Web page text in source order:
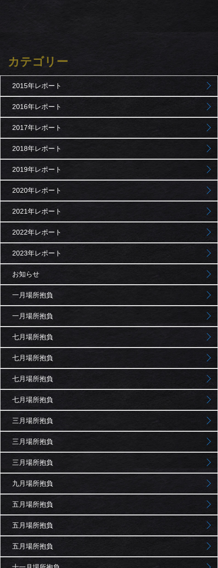
カテゴリー
2015年レポート
2016年レポート
2017年レポート
2018年レポート
2019年レポート
2020年レポート
2021年レポート
2022年レポート
2023年レポート
お知らせ
一月場所抱負
一月場所抱負
七月場所抱負
七月場所抱負
七月場所抱負
七月場所抱負
三月場所抱負
三月場所抱負
三月場所抱負
九月場所抱負
五月場所抱負
五月場所抱負
五月場所抱負